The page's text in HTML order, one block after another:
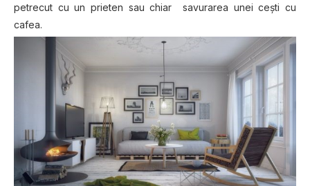
petrecut cu un prieten sau chiar savurarea unei ceşti cu
cafea.